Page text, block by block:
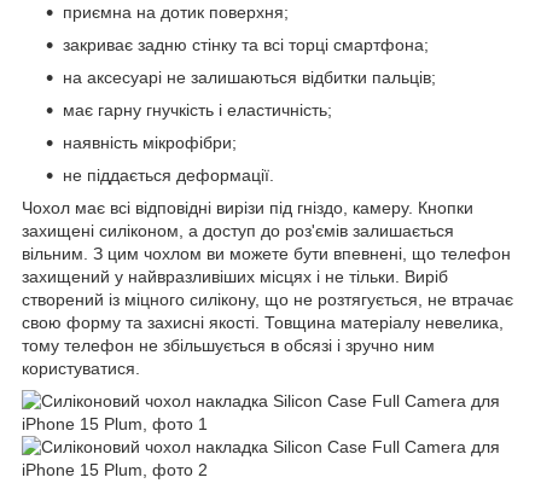
приємна на дотик поверхня;
закриває задню стінку та всі торці смартфона;
на аксесуарі не залишаються відбитки пальців;
має гарну гнучкість і еластичність;
наявність мікрофібри;
не піддається деформації.
Чохол має всі відповідні вирізи під гніздо, камеру. Кнопки
захищені силіконом, а доступ до роз'ємів залишається
вільним. З цим чохлом ви можете бути впевнені, що телефон
захищений у найвразливіших місцях і не тільки. Виріб
створений із міцного силікону, що не розтягується, не втрачає
свою форму та захисні якості. Товщина матеріалу невелика,
тому телефон не збільшується в обсязі і зручно ним
користуватися.